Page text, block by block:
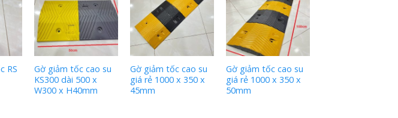
RS
Gờ giảm tốc cao su
KS300 dài 500 x
W300 x H40mm
Gờ giảm tốc cao su
giá rẻ 1000 x 350 x
45mm
Gờ giảm tốc cao su
giá rẻ 1000 x 350 x
50mm